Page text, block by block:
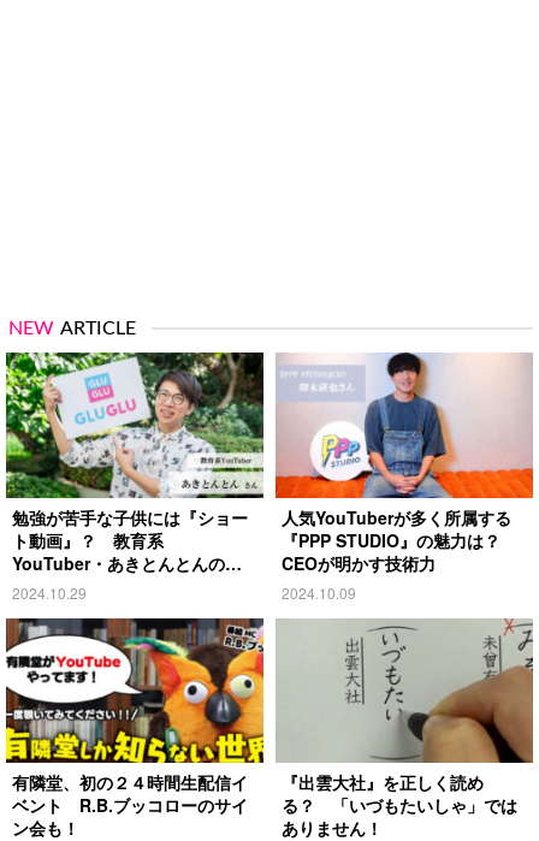
NEW ARTICLE
勉強が苦手な子供には『ショー
ト動画』？ 教育系
YouTuber・あきとんとんの戦
略とは
2024.10.29
人気YouTuberが多く所属する
『PPP STUDIO』の魅力は？
CEOが明かす技術力
2024.10.09
有隣堂、初の２４時間生配信イ
ベント R.B.ブッコローのサイ
ン会も！
『出雲大社』を正しく読め
る？ 「いづもたいしゃ」では
ありません！